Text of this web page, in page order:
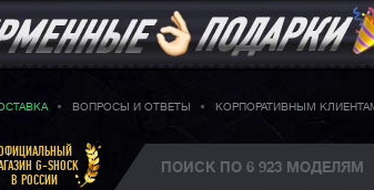
ВОПРОСЫ И ОТВЕТЫ КОРПОРАТИВНЫМ
G-SHOCK
В РОССИИ